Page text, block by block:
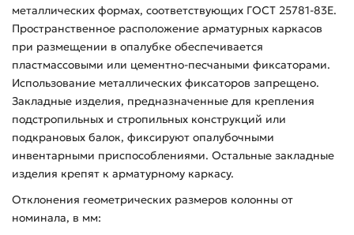
металлических формах, соответствующих ГОСТ 25781-83Е.
Пространственное расположение арматурных каркасов
при размещении в опалубке обеспечивается
пластмассовыми или цементно-песчаными фиксаторами.
Использование металлических фиксаторов запрещено.
Закладные изделия, предназначенные для крепления
подстропильных и стропильных конструкций или
подкрановых балок, фиксируют опалубочными
инвентарными приспособлениями. Остальные закладные
изделия крепят к арматурному каркасу.
Отклонения геометрических размеров колонны от
номинала, в мм: